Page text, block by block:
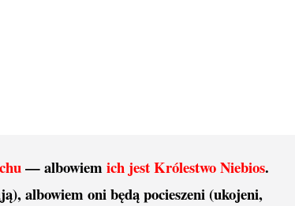
— albowiem ich jest Królestwo Niebios.
albowiem oni będą pocieszeni (ukojeni,